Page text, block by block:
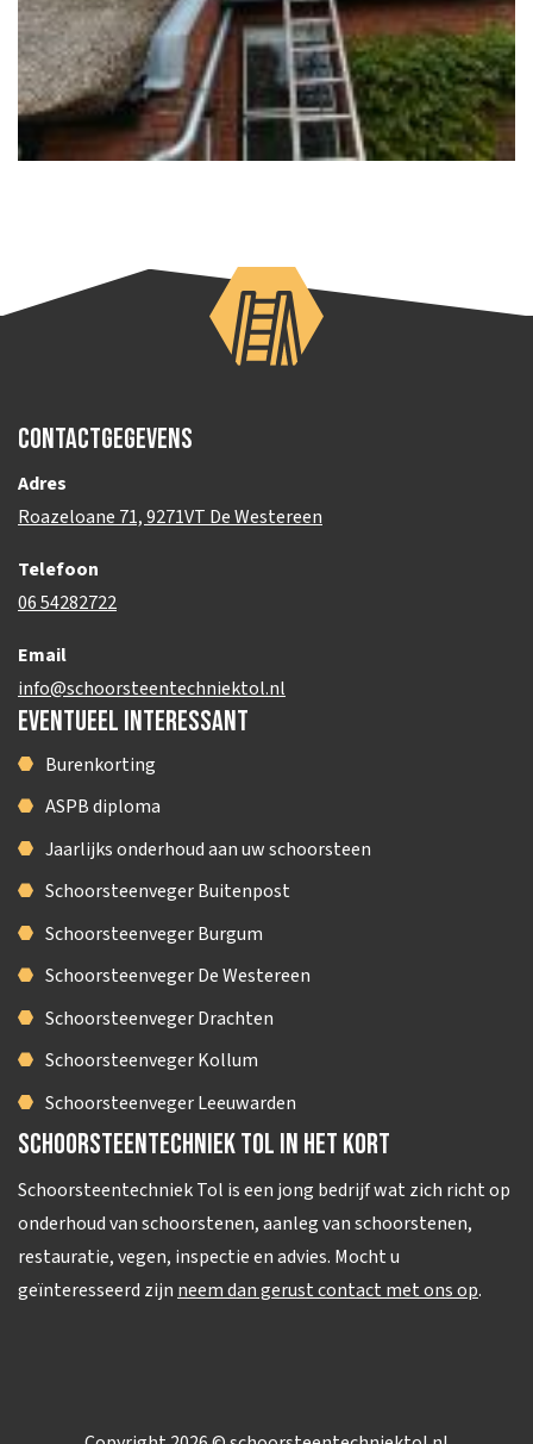
Contactgegevens
Adres
Roazeloane 71, 9271VT De Westereen
Telefoon
06 54282722
Email
info@schoorsteentechniektol.nl
Eventueel interessant
Burenkorting
ASPB diploma
Jaarlijks onderhoud aan uw schoorsteen
Schoorsteenveger Buitenpost
Schoorsteenveger Burgum
Schoorsteenveger De Westereen
Schoorsteenveger Drachten
Schoorsteenveger Kollum
Schoorsteenveger Leeuwarden
Schoorsteentechniek Tol in het kort
Schoorsteentechniek Tol is een jong bedrijf wat zich richt op
onderhoud van schoorstenen, aanleg van schoorstenen,
restauratie, vegen, inspectie en advies. Mocht u
geïnteresseerd zijn neem dan gerust contact met ons op.